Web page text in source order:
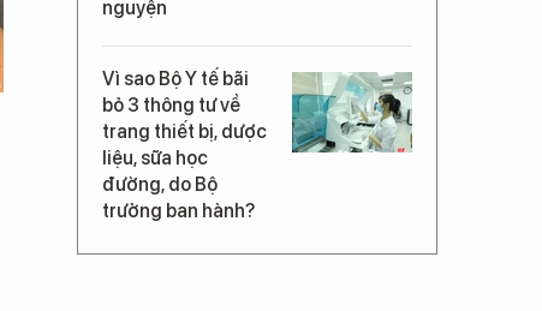
nguyện
Vì sao Bộ Y tế bãi
bỏ 3 thông tư về
trang thiết bị, dược
liệu, sữa học
đường, do Bộ
trưởng ban hành?